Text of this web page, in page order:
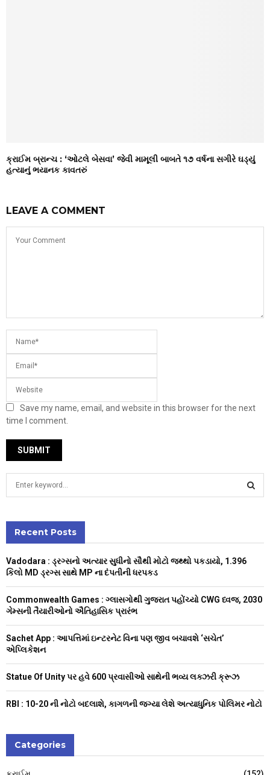
ક્રાઈમ બ્રાન્ચ : ‘ઓટલે બેસવા’ જેવી મામૂલી બાબતે ૧૭ વર્ષના સગીરે ઘડ્યું
હત્યાનું ભયાનક કાવતરું
LEAVE A COMMENT
Save my name, email, and website in this browser for the next
time I comment.
h
f
o
C
Recent Posts
Vadodara : ડ્રગ્સનો અત્યાર સુધીનો સૌથી મોટો જથ્થો પકડાયો, 1.396
કિલો MD ડ્રગ્સ સાથે MP ના દંપતીની ધરપકડ
Commonwealth Games : ગ્લાસગોથી ગુજરાત પહોંચ્યો CWG ધ્વજ, 2030
ગેમ્સની તૈયારીઓનો ઐતિહાસિક પ્રારંભ
Sachet App : આપત્તિમાં ઇન્ટરનેટ વિના પણ જીવ બચાવશે ‘સચેત’
એપ્લિકેશન
Statue Of Unity પર હવે 600 પ્રવાસીઓ સાથેની ભવ્ય લક્ઝરી ક્રૂઝ
RBI : ₹10-20 ની નોટો બદલાશે, કાગળની જગ્યા લેશે અત્યાધુનિક પોલિમર નોટો
Categories